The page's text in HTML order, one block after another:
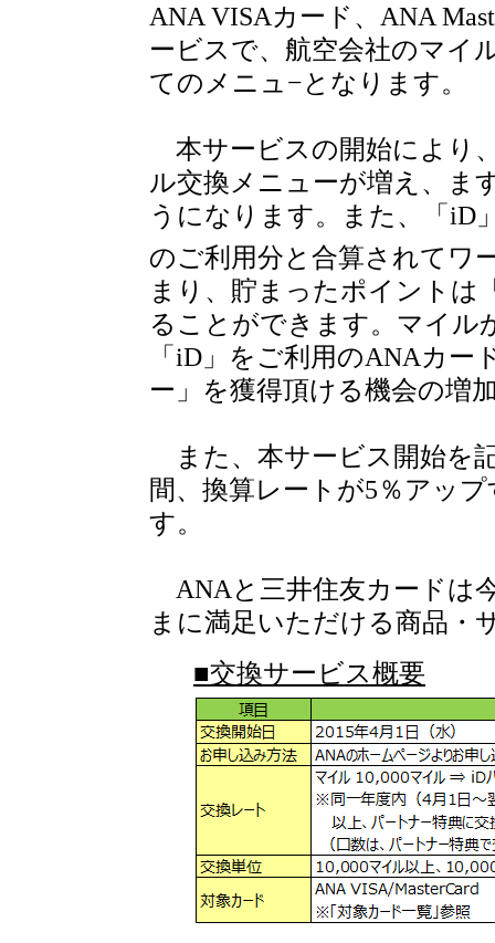
ANA VISAカード、ANA
ービスで、航空会社のマイ
てのメニュ−となります。
本サービスの開始により
ル交換メニューが増え、ま
うになります。また、「iD
のご利用分と合算されてワ
まり、貯まったポイントは
ることができます。マイル
「iD」をご利用のANAカ
ー」を獲得頂ける機会の増
また、本サービス開始を
間、換算レートが5％アッ
す。
ANAと三井住友カードは
まに満足いただける商品・
■交換サービス概要